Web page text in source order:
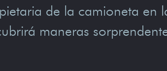
de la camioneta en
maneras